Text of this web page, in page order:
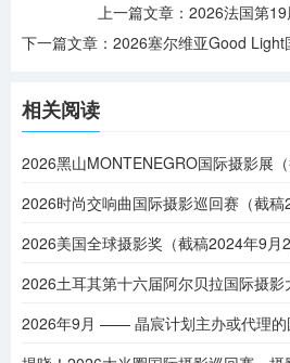
上一篇文章： 2026法国第19届达盖
下一篇文章： 2026塞尔维亚Good Light国际
相关阅读
2026时尚交响曲国际摄影巡回赛（截稿
2026美国全球摄影奖（截稿2024年9月2
2026年9月 —— 晶宸计划主办或代理的